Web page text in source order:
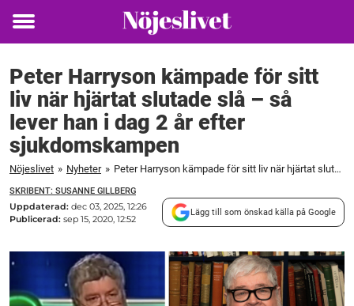
Toggle
Peter Harryson kämpade för sitt
liv när hjärtat slutade slå – så
lever han i dag 2 år efter
sjukdomskampen
Nöjeslivet » Nyheter » Peter Harryson kämpade för sitt liv när hjärtat slutade slå – så lever han i dag 2 år efter sjukdomskampen
SKRIBENT: SUSANNE GILLBERG
Uppdaterad: dec 03, 2025, 12:26
Publicerad: sep 15, 2020, 12:52
Lägg till som önskad källa på Google